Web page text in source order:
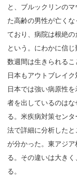
と、ブルックリンの
た高齢の男性が亡く
ており、病院は根絶の
という。にわかに信
数週間は生きられるこ
日本もアウトブレイ
日本では強い病原性
者を出しているのは
る。米疾病対策セン
法で詳細に分析した
が分かった。東アジ
る。その違いは大き
る。